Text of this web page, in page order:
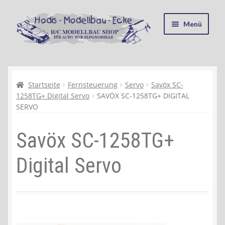
Zur
Navigation
springen
Zum
Inhalt
springen
Menü
Kasse
Mein Konto
Recycling, Entsorgung und Umwelt
Shop
Warenkorb
Startseite Fernsteuerung Servo
Savöx SC-
1258TG+ Digital Servo
SAVÖX SC-1258TG+ DIGITAL
SERVO
Savöx SC-1258TG+
Digital Servo